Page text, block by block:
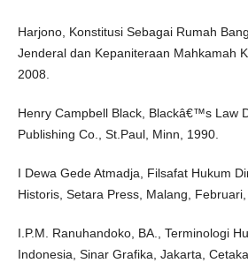
Harjono, Konstitusi Sebagai Rumah
Jenderal dan Kepaniteraan Mahkamah
2008.
Henry Campbell Black, Blackâ€™s Law
Publishing Co., St.Paul, Minn, 1990.
I Dewa Gede Atmadja, Filsafat Hukum
Historis, Setara Press, Malang,
I.P.M. Ranuhandoko, BA., Terminologi
Indonesia, Sinar Grafika, Jakarta,